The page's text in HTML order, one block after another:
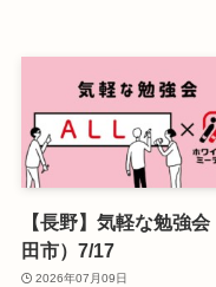
【長野】気軽な勉強会
田市）7/17
2026年07月09日